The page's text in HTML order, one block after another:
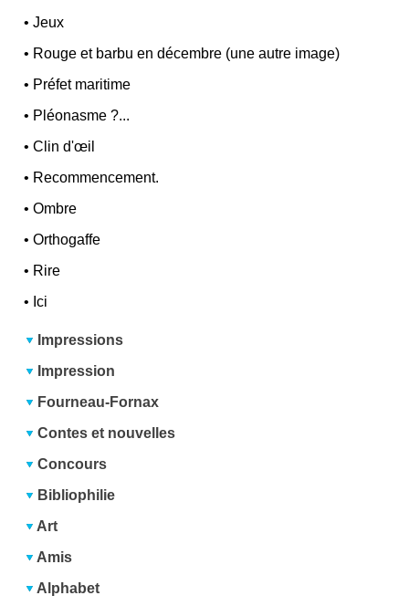
•Jeux
• Rouge et barbu en décembre (une autre image)
• Préfet maritime
• Pléonasme ?...
•Clin d'œil
• Recommencement.
•Ombre
•Orthogaffe
• Rire
• Ici
Impressions
Impression
Fourneau-Fornax
Contes et nouvelles
Concours
Bibliophilie
Art
Amis
Alphabet